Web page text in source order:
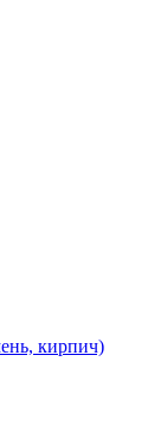
кирпич)